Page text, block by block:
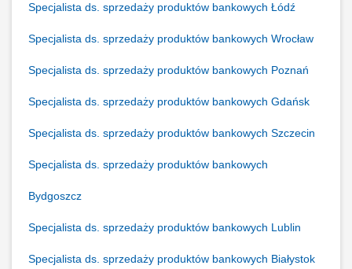
Specjalista ds. sprzedaży produktów bankowych Łódź
Specjalista ds. sprzedaży produktów bankowych Wrocław
Specjalista ds. sprzedaży produktów bankowych Poznań
Specjalista ds. sprzedaży produktów bankowych Gdańsk
Specjalista ds. sprzedaży produktów bankowych Szczecin
Specjalista ds. sprzedaży produktów bankowych
Bydgoszcz
Specjalista ds. sprzedaży produktów bankowych Lublin
Specjalista ds. sprzedaży produktów bankowych Białystok